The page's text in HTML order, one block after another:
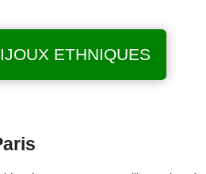
ETHNIQUES